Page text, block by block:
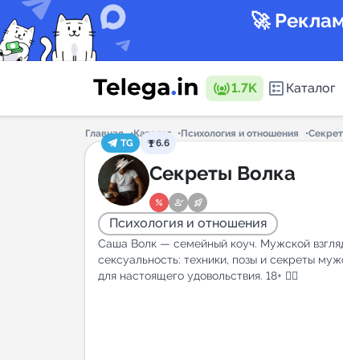
🚀
1.7K Каталог
Главная Каталог Психология и отношения
TG
6.6
Секреты Волка
Психология и отношения
Саша Волк — семейный коуч. Мужской
сексуальность: техники, позы и секреты
для настоящего удовольствия. 18+ ❤️‍🔥